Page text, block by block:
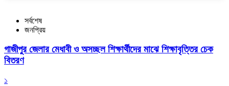
সর্বশেষ
জনপ্রিয়
গাজীপুর জেলার মেধাবী ও অসচ্ছল শিক্ষার্থীদের মাঝে শিক্ষাবৃত্তির চেক
বিতরণ
১